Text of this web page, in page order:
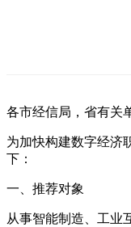
各市经信局，省有关
为加快构建数字经济
下：
一、推荐对象
从事智能制造、工业